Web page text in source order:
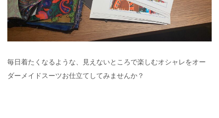
毎日着たくなるような、見えないところで楽しむオシャレをオー
ダーメイドスーツお仕立てしてみませんか？